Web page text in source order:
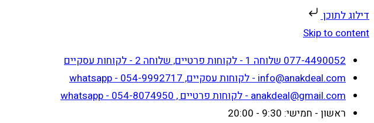
דילוג לתוכן
Skip to content
077-4490052 שלוחה 1 - לקוחות פרטיים, שלוחה 2 - לקוחות עסקיים
info@anakdeal.com - לקוחות עסקיים, whatsapp - 054-9992717
anakdeal@gmail.com - לקוחות פרטיים , whatsapp - 054-8074950
ראשון - חמישי: 9:30 - 20:00